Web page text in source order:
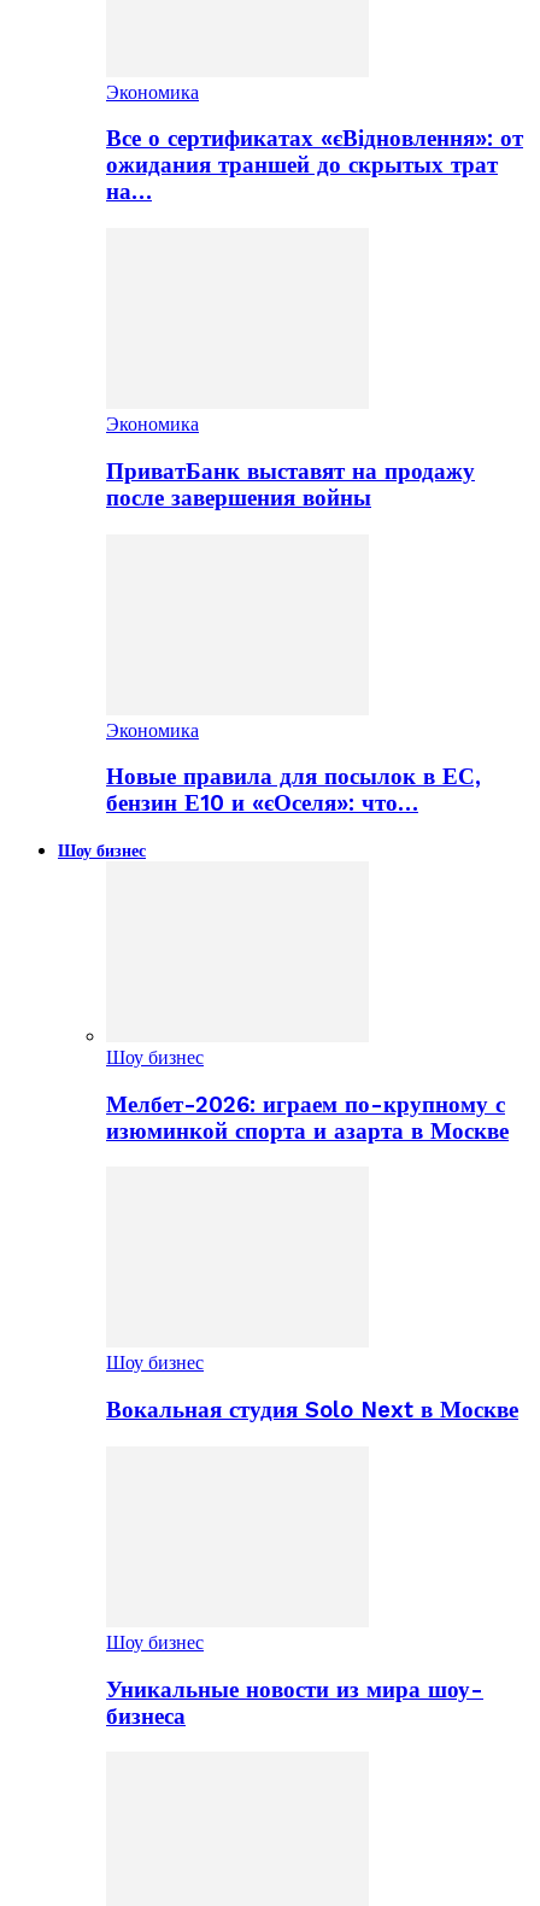
Экономика
Все о сертификатах «єВідновлення»: от
ожидания траншей до скрытых трат
на…
Экономика
ПриватБанк выставят на продажу
после завершения войны
Экономика
Новые правила для посылок в ЕС,
бензин Е10 и «єОселя»: что…
Шоу бизнес
Шоу бизнес
Мелбет-2026: играем по-крупному с
изюминкой спорта и азарта в Москве
Шоу бизнес
Вокальная студия Solo Next в Москве
Шоу бизнес
Уникальные новости из мира шоу-
бизнеса